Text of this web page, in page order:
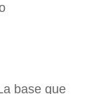
base que